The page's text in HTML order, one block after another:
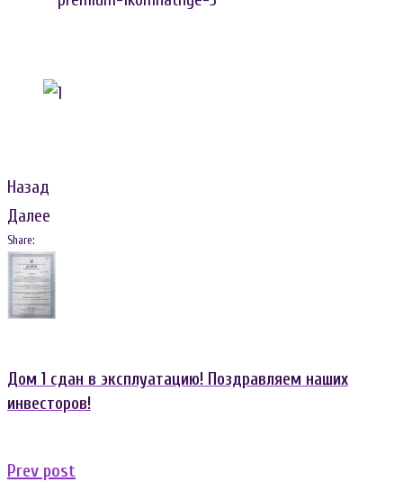
Назад
Далее
Share:
Facebook
Twitter
Google+
LinkedIn
Навигация
по
Дом 1 сдан в эксплуатацию! Поздравляем наших
инвесторов!
Prev post